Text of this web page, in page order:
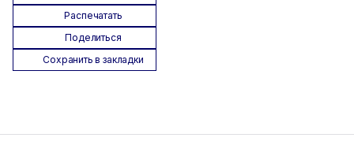
Распечатать
Поделиться
Сохранить в закладки